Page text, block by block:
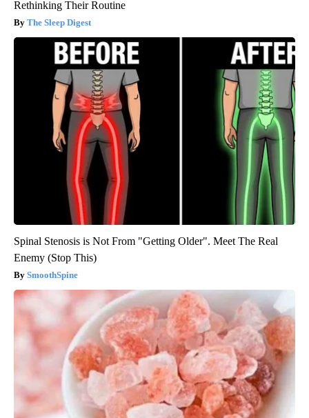
Rethinking Their Routine
The Sleep Digest
Spinal Stenosis is Not From "Getting Older". Meet The Real
Enemy (Stop This)
SmoothSpine